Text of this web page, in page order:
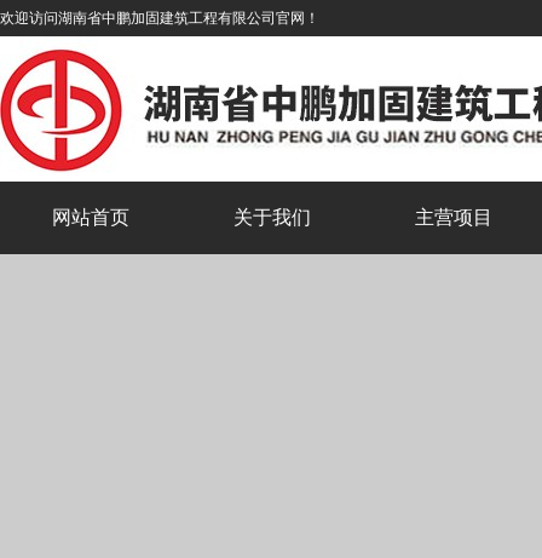
欢迎访问湖南省中鹏加固建筑工程有限公司官网！
网站首页 关于我们 主营项目